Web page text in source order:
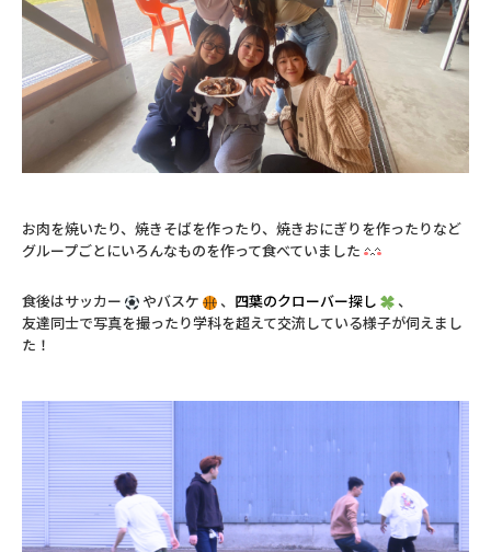
お肉を焼いたり、焼きそばを作ったり、焼きおにぎりを作ったりなど
グループごとにいろんなものを作って食べていました
食後はサッカー やバスケ 、 四葉のクローバー探し
、
友達同士で写真を撮ったり学科を超えて交流している様子が伺えまし
た！